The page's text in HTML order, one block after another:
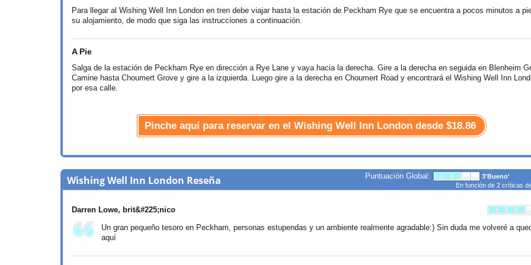
Para llegar al Wishing Well Inn London en tren debe viajar hasta la estación de Peckham Rye que se encuentra a pocos minutos a
su alojamiento, de modo que siga las instrucciones a continuación.
A Pie
Salga de la estación de Peckham Rye en dirección a Rye Lane y vaya hacia la derecha. Gire a la derecha en seguida en Blenheim
Camine hasta Choumert Grove y gire a la izquierda. Luego gire a la derecha en Choumert Road y encontrará el Wishing Well Inn
por esa calle.
Pinche aquí para reservar en el Wishing Well Inn London desde $18.86
Wishing Well Inn London Reseña Puntuación Global: 3'Bueno'
En función de 2críticas
Darren Lowe, brit&#225;nico
Un gran pequeño tesoro en Peckham, personas estupendas y un ambiente realmente agradable:) Sin duda me volveré a
aquí